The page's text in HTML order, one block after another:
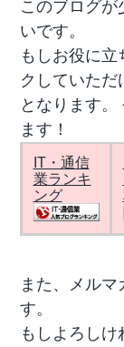
このブログ
いです。
もしお役に
クしていた
となります
ます！
IT・通信
業ランキ
ング
また、メル
す。
もしよろし